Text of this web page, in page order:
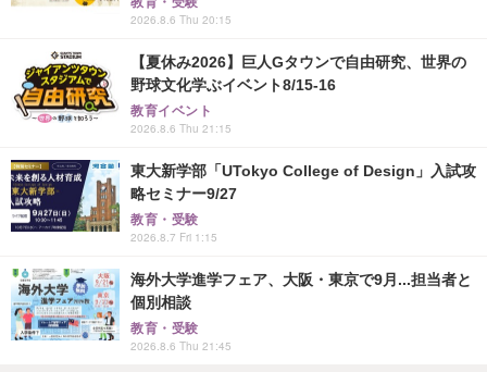
2026.8.6 Thu 20:15
【夏休み2026】巨人Gタウンで自由研究、世界の
野球文化学ぶイベント8/15-16
教育イベント
2026.8.6 Thu 21:15
東大新学部「UTokyo College of Design」入試攻
略セミナー9/27
教育・受験
2026.8.7 Fri 1:15
海外大学進学フェア、大阪・東京で9月...担当者と
個別相談
教育・受験
2026.8.6 Thu 21:45